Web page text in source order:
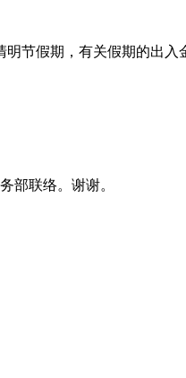
明节假期，有关假期的出入
部联络。谢谢。